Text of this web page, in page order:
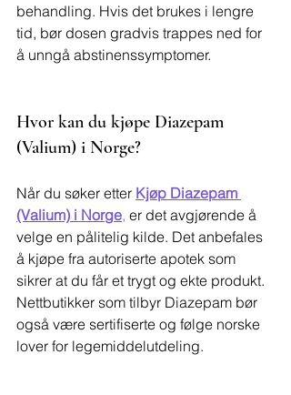
behandling. Hvis det brukes i lengre
tid, bør dosen gradvis trappes ned for
å unngå abstinenssymptomer.
Hvor kan du kjøpe Diazepam
(Valium) i Norge?
Når du søker etter Kjøp Diazepam
(Valium) i Norge, er det avgjørende å
velge en pålitelig kilde. Det anbefales
å kjøpe fra autoriserte apotek som
sikrer at du får et trygt og ekte produkt.
Nettbutikker som tilbyr Diazepam bør
også være sertifiserte og følge norske
lover for legemiddelutdeling.